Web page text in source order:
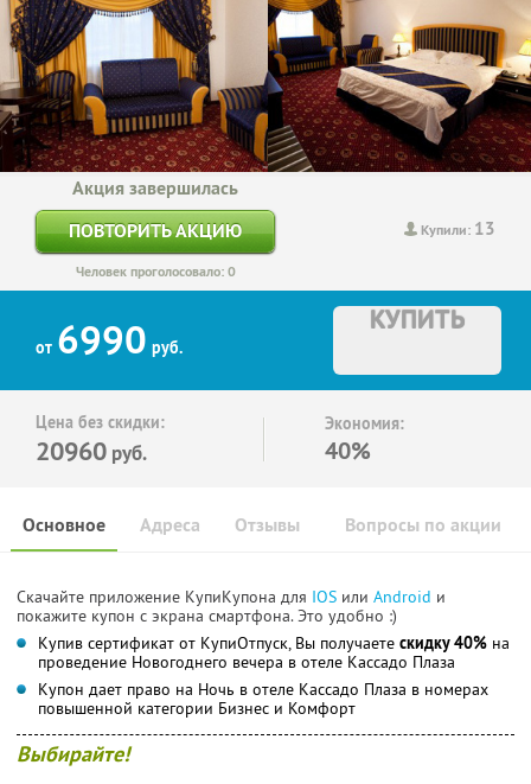
Купили: 13
Акция завершилась
ПОВТОРИТЬ АКЦИЮ
Человек проголосовало: 0
от 6990 руб.
КУПИТЬ
Цена без скидки:
20960 руб.
Экономия:
40%
Основное Отзывы Вопросы по акции
Адреса
Скачайте приложение КупиКупона для IOS или Android и
покажите купон с экрана смартфона. Это удобно :)
Купив сертификат от КупиОтпуск, Вы получаете скидку 40% на
проведение Новогоднего вечера в отеле Кассадо Плаза
Купон дает право на Ночь в отеле Кассадо Плаза в номерах
повышенной категории Бизнес и Комфорт
Выбирайте!